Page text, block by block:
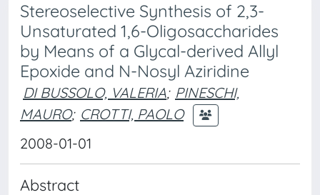
Stereoselective Synthesis of 2,3-
Unsaturated 1,6-Oligosaccharides
by Means of a Glycal-derived Allyl
Epoxide and N-Nosyl Aziridine
DI BUSSOLO, VALERIA; PINESCHI,
MAURO; CROTTI, PAOLO
2008-01-01
Abstract